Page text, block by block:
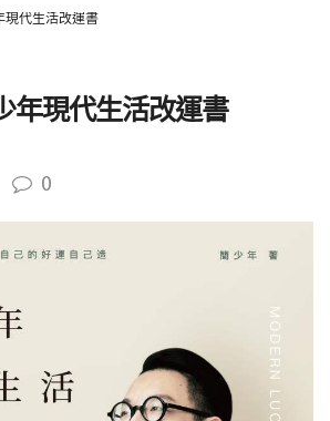
現代生活改運書
年現代生活改運書
0